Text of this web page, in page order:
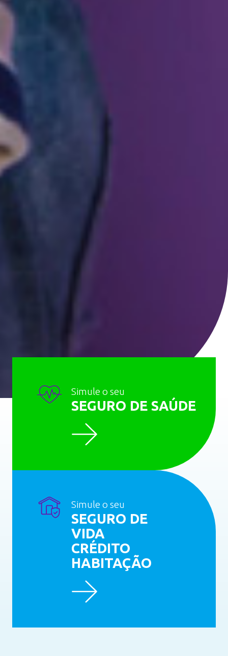
Simule o seu
SEGURO DE SAÚDE
Simule o seu
SEGURO DE
VIDA
CRÉDITO
HABITAÇÃO